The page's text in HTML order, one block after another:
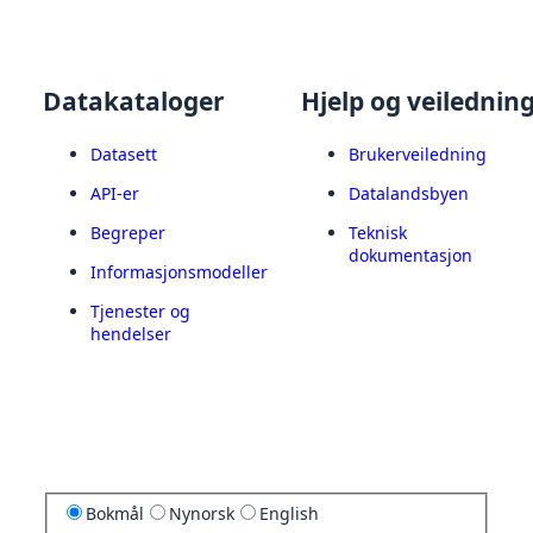
Datakataloger
Datasett
API-er
Begreper
Informasjonsmodeller
Tjenester og
hendelser
Hjelp og
Brukerveiledning
Datalandsbyen
Teknisk
dokumentasjon
Bokmål Nynorsk English